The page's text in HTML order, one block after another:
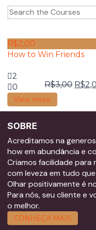
R$2,00
How to Win Friends
2
0
R$3,00 R$
View more
SOBRE
Acreditamos na
how em abundância e
Criamos facilidade para
com leveza em tudo
Olhar positivamente é
Para nós, seu cliente e
o melhor.
CONHEÇA MAIS